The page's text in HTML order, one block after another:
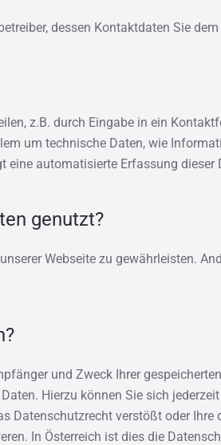
dessen Kontaktdaten Sie
z.B. durch Eingabe in ein
um technische Daten, wie
eine automatisierte Erfassung dieser
genutzt?
Webseite zu gewährleisten.
und Zweck Ihrer
Hierzu können Sie sich
Datenschutzrecht verstößt oder
In Österreich ist dies die